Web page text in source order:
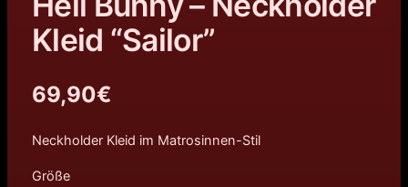
Kleid “Sailor”
69,90€
Neckholder Kleid im Matrosinnen-Stil
Größe